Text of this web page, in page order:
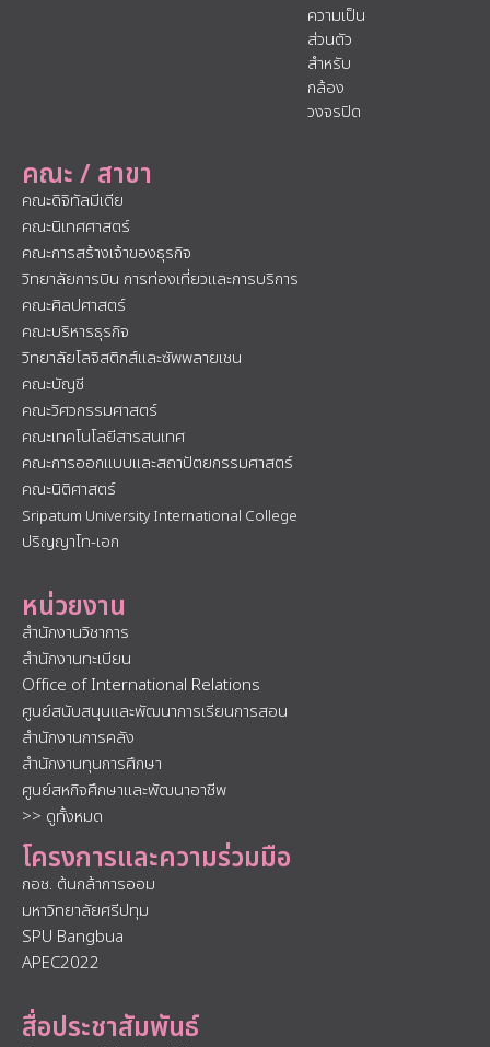
คณะ / สาขา
คณะดิจิทัลมีเดีย
คณะนิเทศศาสตร์
คณะการสร้างเจ้าของธุรกิจ
วิทยาลัยการบิน การท่องเที่ยวและการบริการ
คณะศิลปศาสตร์
คณะบริหารธุรกิจ
วิทยาลัยโลจิสติกส์และซัพพลายเชน
คณะบัญชี
คณะวิศวกรรมศาสตร์
คณะเทคโนโลยีสารสนเทศ
คณะการออกแบบและสถาปัตยกรรมศาสตร์
คณะนิติศาสตร์
Sripatum University International College
ปริญญาโท-เอก
หน่วยงาน
สำนักงานวิชาการ
สำนักงานทะเบียน
Office of International Relations
ศูนย์สนับสนุนและพัฒนาการเรียนการสอน
สำนักงานการคลัง
สำนักงานทุนการศึกษา
ศูนย์สหกิจศึกษาและพัฒนาอาชีพ
>> ดูทั้งหมด
โครงการและความร่วมมือ
กอช. ต้นกล้าการออม
มหาวิทยาลัยศรีปทุม
SPU Bangbua
APEC2022
สื่อประชาสัมพันธ์
ความเป็น
ส่วนตัว
สำหรับ
กล้อง
วงจรปิด